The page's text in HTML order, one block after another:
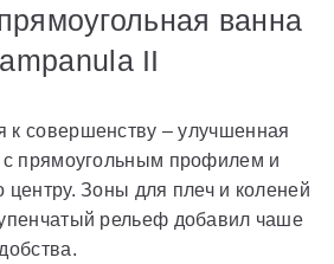
ванна
II
к совершенству – улучшенная
прямоугольным профилем и
Зоны для плеч и коленей
рельеф добавил чаше